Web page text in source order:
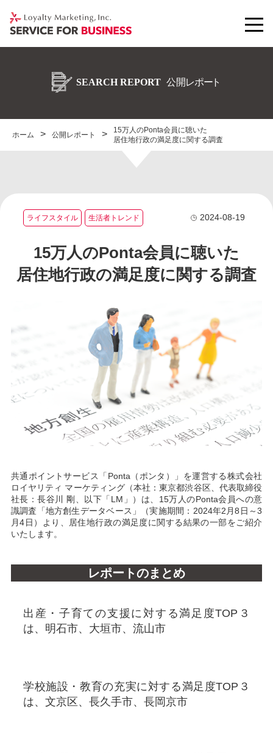
ホーム 公開レポート
15万人のPonta会員に聴いた
居住地行政の満足度に関する調査
ライフスタイル 生活者トレンド 2024-08-19
15万人のPonta会員に聴いた
居住地行政の満足度に関する調査
共通ポイントサービス「Ponta（ポンタ）」を運営する株式会社
ロイヤリティ マーケティング（本社：東京都渋谷区、代表取締役
社長：長谷川 剛、以下「LM」）は、15万人のPonta会員への意
識調査「地方創生データベース」（実施期間：2024年2月8日～3
月4日）より、居住地行政の満足度に関する結果の一部をご紹介
いたします。
レポートのまとめ
出産・子育ての支援に対する満足度TOP３
は、明石市、大垣市、流山市
学校施設・教育の充実に対する満足度TOP３
は、文京区、長久手市、長岡京市